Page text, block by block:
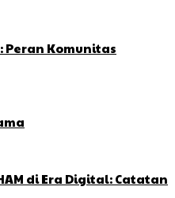
Komunitas
di Era Digital: Catatan